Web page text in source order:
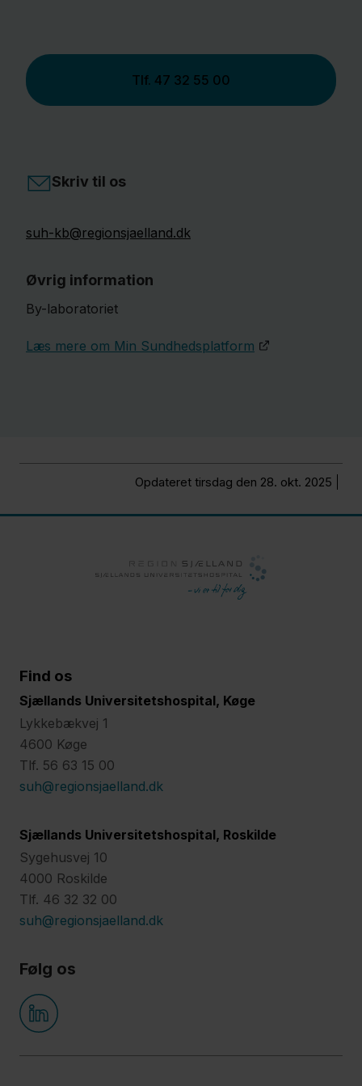
Tlf. 47 32 55 00
Skriv til os
suh-kb@regionsjaelland.dk
Øvrig information
By-laboratoriet
Læs mere om Min Sundhedsplatform
Opdateret tirsdag den 28. okt. 2025
Find os
Sjællands Universitetshospital, Køge
Lykkebækvej 1
4600 Køge
Tlf. 56 63 15 00
suh@regionsjaelland.dk
Sjællands Universitetshospital, Roskilde
Sygehusvej 10
4000 Roskilde
Tlf. 46 32 32 00
suh@regionsjaelland.dk
Følg os